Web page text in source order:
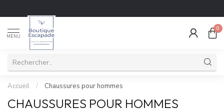
MENU
0
Accueil / Chaussures pour hommes
CHAUSSURES POUR HOMMES